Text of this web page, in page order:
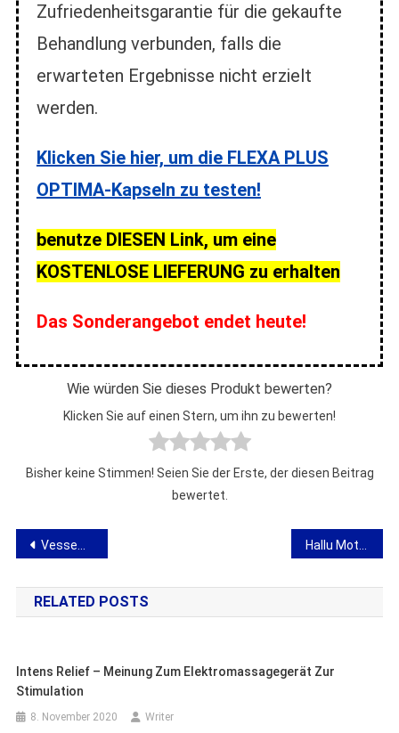
Zufriedenheitsgarantie für die gekaufte
Behandlung verbunden, falls die
erwarteten Ergebnisse nicht erzielt
werden.
Klicken Sie hier, um die FLEXA PLUS
OPTIMA-Kapseln zu testen!
benutze DIESEN Link, um eine
KOSTENLOSE LIEFERUNG zu erhalten
Das Sonderangebot endet heute!
Wie würden Sie dieses Produkt bewerten?
Klicken Sie auf einen Stern, um ihn zu bewerten!
Bisher keine Stimmen! Seien Sie der Erste, der diesen Beitrag
bewertet.
Beitragsnavigation
Vessemis Vita – Meinung zu Inkontinenzpflastern
RELATED POSTS
Intens Relief – Meinung Zum Elektromassagegerät Zur
Stimulation
8. November 2020 Writer